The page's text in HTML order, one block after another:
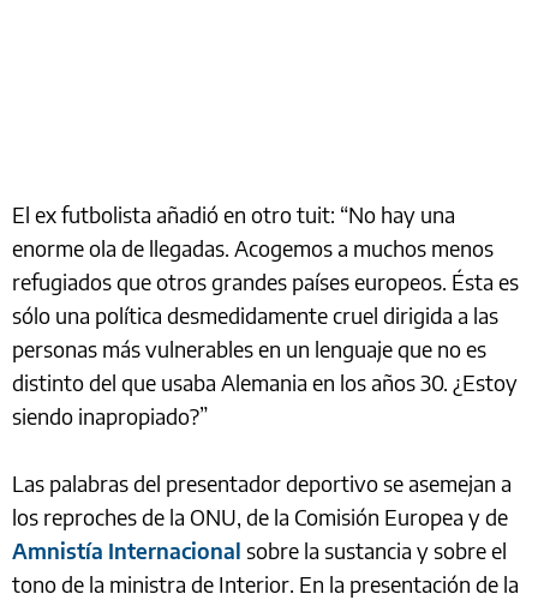
El ex futbolista añadió en otro tuit: “No hay una
enorme ola de llegadas. Acogemos a muchos menos
refugiados que otros grandes países europeos. Ésta es
sólo una política desmedidamente cruel dirigida a las
personas más vulnerables en un lenguaje que no es
distinto del que usaba Alemania en los años 30. ¿Estoy
siendo inapropiado?”
Las palabras del presentador deportivo se asemejan a
los reproches de la ONU, de la Comisión Europea y de
Amnistía Internacional sobre la sustancia y sobre el
tono de la ministra de Interior. En la presentación de la